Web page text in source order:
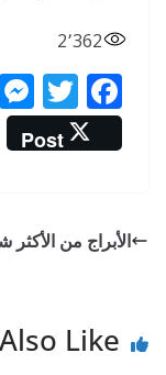
2٬362
F
ac
e
o
o
T
w
itt
Post
الأبراج من الأكثر
Like